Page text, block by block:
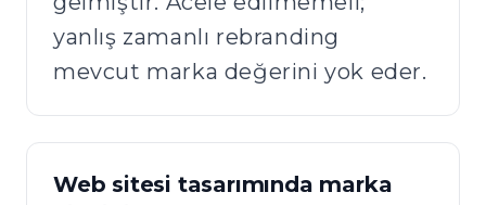
yanlış zamanlı rebranding
mevcut marka değerini yok eder.
Web sitesi tasarımında marka